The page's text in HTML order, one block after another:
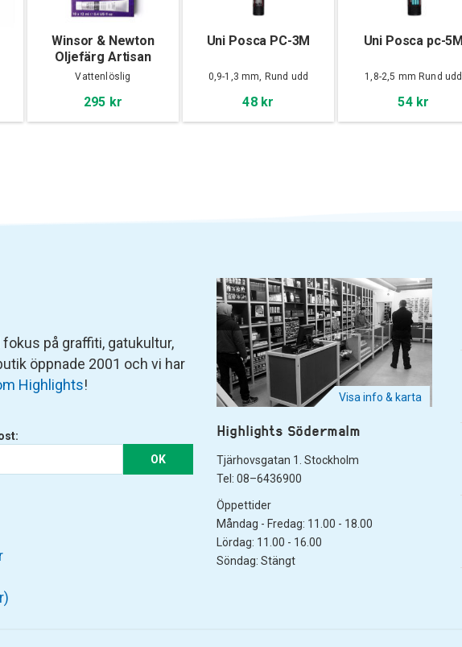
Winsor & Newton
Oljefärg Artisan
Tubset 10x12ml
Vattenlöslig
295 kr
Uni Posca PC-3M
0,9-1,3 mm, Rund udd
48 kr
Uni Posca pc-5M
1,8-2,5 mm Rund udd
54 kr
på graffiti, gatukultur,
öppnade 2001 och vi har
Highlights!
OK
Visa info & karta
Highlights Södermalm
Tjärhovsgatan 1. Stockholm
Tel: 08–6436900
Öppettider
Måndag - Fredag: 11.00 - 18.00
Lördag: 11.00 - 16.00
Söndag: Stängt